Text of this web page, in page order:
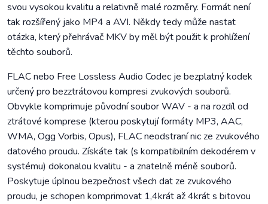
svou vysokou kvalitu a relativně malé rozměry. Formát není
tak rozšířený jako MP4 a AVI. Někdy tedy může nastat
otázka, který přehrávač MKV by měl být použit k prohlížení
těchto souborů.
FLAC nebo Free Lossless Audio Codec je bezplatný kodek
určený pro bezztrátovou kompresi zvukových souborů.
Obvykle komprimuje původní soubor WAV - a na rozdíl od
ztrátové komprese (kterou poskytují formáty MP3, AAC,
WMA, Ogg Vorbis, Opus), FLAC neodstraní nic ze zvukového
datového proudu. Získáte tak (s kompatibilním dekodérem v
systému) dokonalou kvalitu - a znatelně méně souborů.
Poskytuje úplnou bezpečnost všech dat ze zvukového
proudu, je schopen komprimovat 1,4krát až 4krát s bitovou